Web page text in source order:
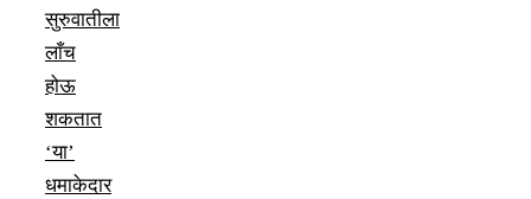
सुरुवातीला
लाँच
होऊ
शकतात
‘या’
धमाकेदार